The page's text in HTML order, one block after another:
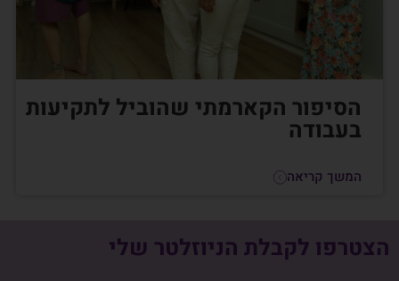
הסיפור הקארמתי שהוביל לתקיעות
בעבודה
המשך קריאה
הצטרפו לקבלת הניוזלטר שלי